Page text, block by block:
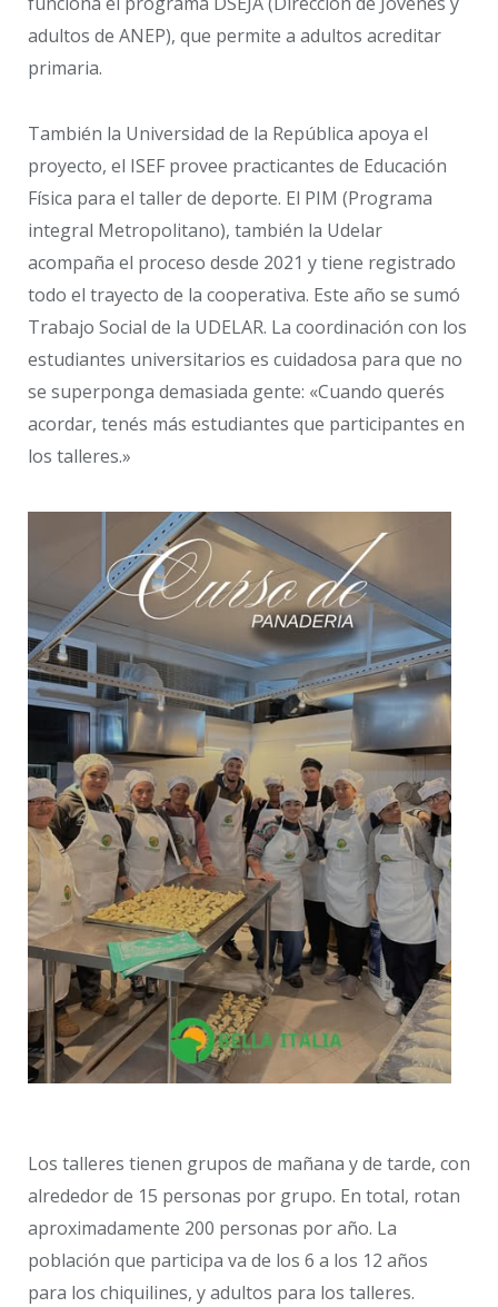
adultos de ANEP), que permite a adultos acreditar
primaria.
También la Universidad de la República apoya el
proyecto, el ISEF provee practicantes de Educación
Física para el taller de deporte. El PIM (Programa
integral Metropolitano), también la Udelar
acompaña el proceso desde 2021 y tiene registrado
todo el trayecto de la cooperativa. Este año se sumó
Trabajo Social de la UDELAR. La coordinación con los
estudiantes universitarios es cuidadosa para que no
se superponga demasiada gente: «Cuando querés
acordar, tenés más estudiantes que participantes en
los talleres.»
Los talleres tienen grupos de mañana y de tarde, con
alrededor de 15 personas por grupo. En total, rotan
aproximadamente 200 personas por año. La
población que participa va de los 6 a los 12 años
para los chiquilines, y adultos para los talleres.